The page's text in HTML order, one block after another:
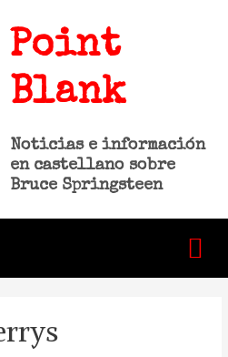
Point
Blank
Noticias e información
en castellano sobre
Bruce Springsteen